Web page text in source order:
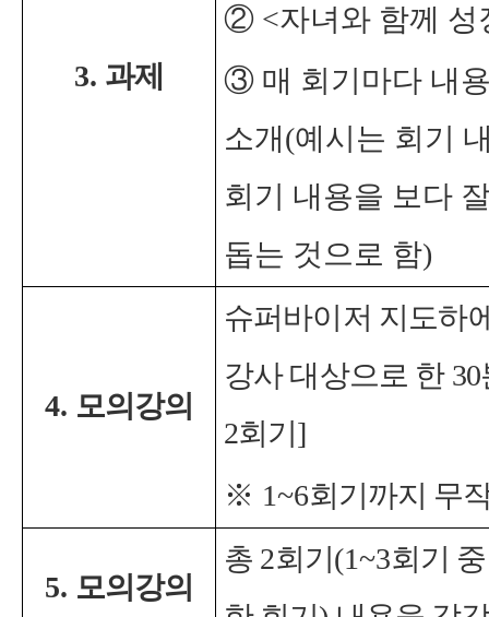
3. 과제
② <자녀와 함께 성
③ 매 회기마다 내
소개(예시는 회기
회기 내용을 보다
돕는 것으로 함)
4. 모의강의
슈퍼바이저 지도하
강사 대상으로 한 30
2회기 ]
※ 1~6회기까지 무
5. 모의강의
총 2회기 (1~3회기